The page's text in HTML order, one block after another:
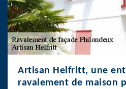
Artisan Helfritt, une
ravalement de maison